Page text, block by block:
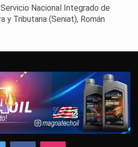
Nacional Integrado de
y Tributaria (Seniat), Román